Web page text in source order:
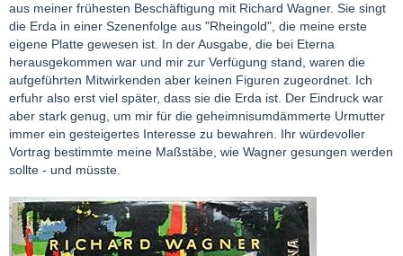
aus meiner frühesten Beschäftigung mit Richard Wagner. Sie singt
die Erda in einer Szenenfolge aus "Rheingold", die meine erste
eigene Platte gewesen ist. In der Ausgabe, die bei Eterna
herausgekommen war und mir zur Verfügung stand, waren die
aufgeführten Mitwirkenden aber keinen Figuren zugeordnet. Ich
erfuhr also erst viel später, dass sie die Erda ist. Der Eindruck war
aber stark genug, um mir für die geheimnisumdämmerte Urmutter
immer ein gesteigertes Interesse zu bewahren. Ihr würdevoller
Vortrag bestimmte meine Maßstäbe, wie Wagner gesungen werden
sollte - und müsste.